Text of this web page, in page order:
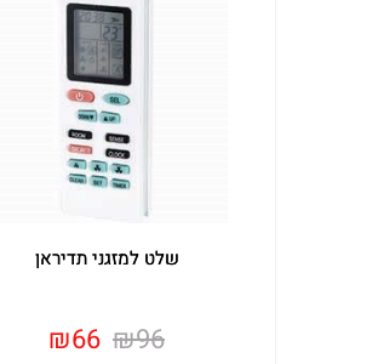
שלט למזגני תדיראן
₪96
₪66